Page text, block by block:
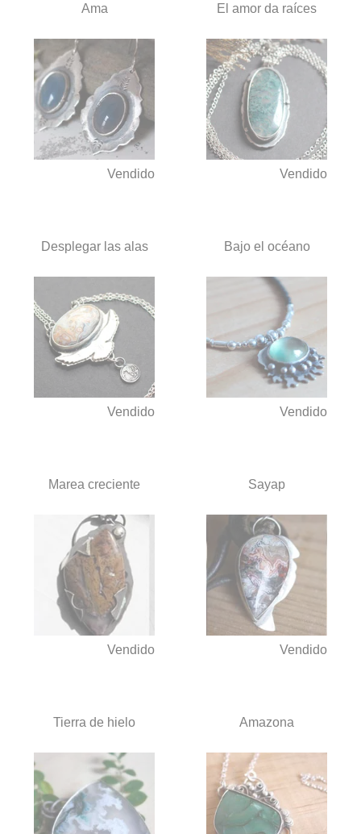
Ama
Vendido
El amor da raíces
Vendido
Desplegar las alas
Vendido
Bajo el océano
Vendido
Marea creciente
Vendido
Sayap
Vendido
Tierra de hielo Amazona